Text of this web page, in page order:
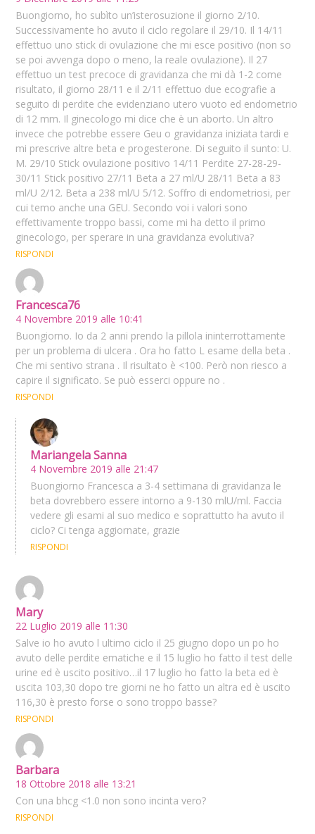
Buongiorno, ho subìto un’isterosuzione il giorno 2/10.
Successivamente ho avuto il ciclo regolare il 29/10. Il 14/11
effettuo uno stick di ovulazione che mi esce positivo (non so
se poi avvenga dopo o meno, la reale ovulazione). Il 27
effettuo un test precoce di gravidanza che mi dà 1-2 come
risultato, il giorno 28/11 e il 2/11 effettuo due ecografie a
seguito di perdite che evidenziano utero vuoto ed endometrio
di 12 mm. Il ginecologo mi dice che è un aborto. Un altro
invece che potrebbe essere Geu o gravidanza iniziata tardi e
mi prescrive altre beta e progesterone. Di seguito il sunto: U.
M. 29/10 Stick ovulazione positivo 14/11 Perdite 27-28-29-
30/11 Stick positivo 27/11 Beta a 27 ml/U 28/11 Beta a 83
ml/U 2/12. Beta a 238 ml/U 5/12. Soffro di endometriosi, per
cui temo anche una GEU. Secondo voi i valori sono
effettivamente troppo bassi, come mi ha detto il primo
ginecologo, per sperare in una gravidanza evolutiva?
RISPONDI
Francesca76
4 Novembre 2019 alle 10:41
Buongiorno. Io da 2 anni prendo la pillola ininterrottamente
per un problema di ulcera . Ora ho fatto L esame della beta .
Che mi sentivo strana . Il risultato è <100. Però non riesco a
capire il significato. Se può esserci oppure no .
RISPONDI
Mariangela Sanna
4 Novembre 2019 alle 21:47
Buongiorno Francesca a 3-4 settimana di gravidanza le
beta dovrebbero essere intorno a 9-130 mlU/ml. Faccia
vedere gli esami al suo medico e soprattutto ha avuto il
ciclo? Ci tenga aggiornate, grazie
RISPONDI
Mary
22 Luglio 2019 alle 11:30
Salve io ho avuto l ultimo ciclo il 25 giugno dopo un po ho
avuto delle perdite ematiche e il 15 luglio ho fatto il test delle
urine ed è uscito positivo…il 17 luglio ho fatto la beta ed è
uscita 103,30 dopo tre giorni ne ho fatto un altra ed è uscito
116,30 è presto forse o sono troppo basse?
RISPONDI
Barbara
18 Ottobre 2018 alle 13:21
Con una bhcg <1.0 non sono incinta vero?
RISPONDI